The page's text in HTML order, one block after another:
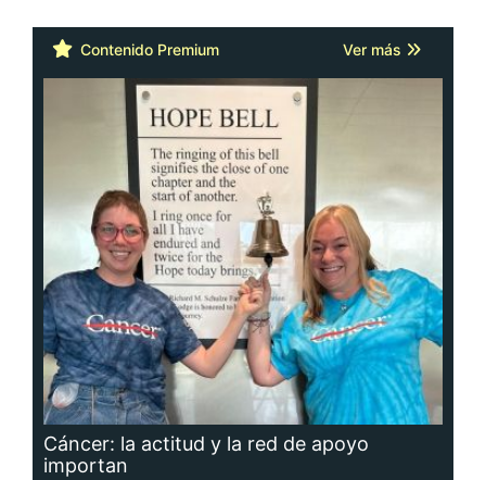
Contenido Premium Ver más
Cáncer: la actitud y la red de apoyo
importan